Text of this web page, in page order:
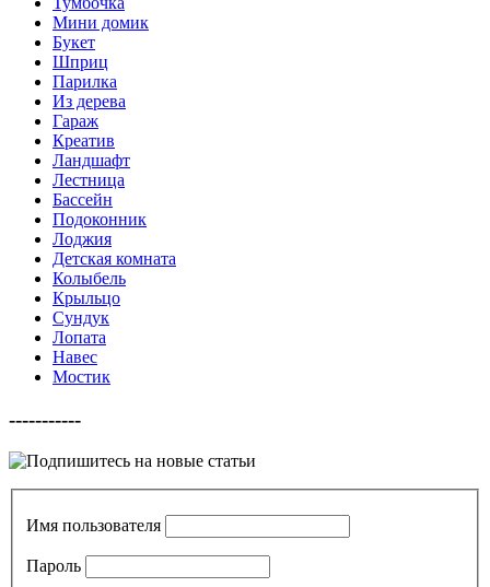
Мини домик
Букет
Шприц
Парилка
Из дерева
Гараж
Креатив
Ландшафт
Лестница
Бассейн
Подоконник
Лоджия
Детская комната
Колыбель
Крыльцо
Сундук
Лопата
Навес
Мостик
-----------
Имя пользователя
Пароль